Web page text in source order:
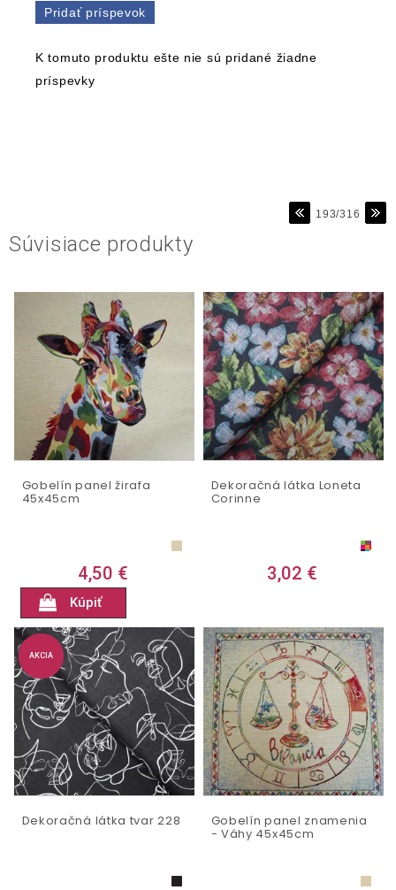
Pridať príspevok
K tomuto produktu ešte nie sú pridané žiadne
príspevky
193/316
Súvisiace produkty
Gobelín panel žirafa
45x45cm
4,50 €
Kúpiť
Dekoračná látka Loneta
Corinne
3,02 €
AKCIA
Dekoračná látka tvar 228 Gobelín panel znamenia
- Váhy 45x45cm